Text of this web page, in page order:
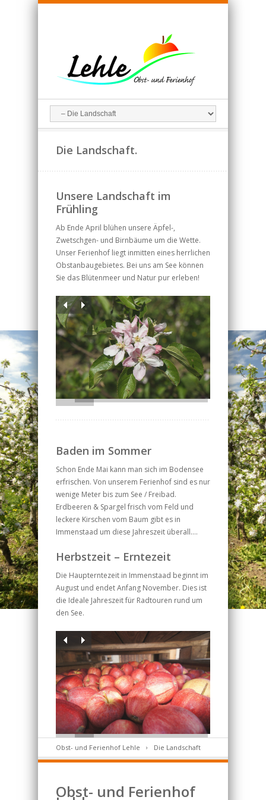
Die Landschaft.
Unsere Landschaft im
Frühling
Ab Ende April blühen unsere Äpfel-,
Zwetschgen- und Birnbäume um die Wette.
Unser Ferienhof liegt inmitten eines herrlichen
Obstanbaugebietes. Bei uns am See können
Sie das Blütenmeer und Natur pur erleben!
Baden im Sommer
Schon Ende Mai kann man sich im Bodensee
erfrischen. Von unserem Ferienhof sind es nur
wenige Meter bis zum See / Freibad.
Erdbeeren & Spargel frisch vom Feld und
leckere Kirschen vom Baum gibt es in
Immenstaad um diese Jahreszeit überall….
Herbstzeit – Erntezeit
Die Haupterntezeit in Immenstaad beginnt im
August und endet Anfang November. Dies ist
die Ideale Jahreszeit für Radtouren rund um
den See.
Obst- und Ferienhof Lehle Die Landschaft
Obst- und Ferienhof